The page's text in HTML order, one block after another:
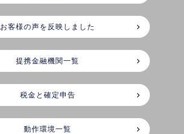
お客様の声を反映しました
提携金融機関一覧
税金と確定申告
動作環境一覧